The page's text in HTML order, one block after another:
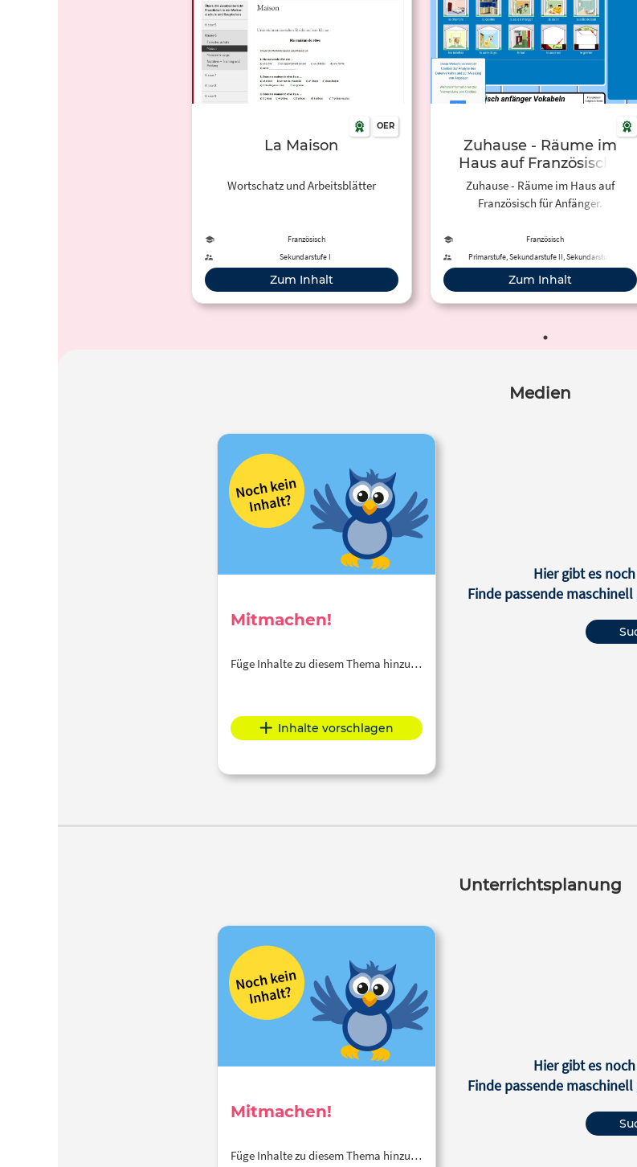
OER
La Maison
Wortschatz und Arbeitsblätter
Französisch
Sekundarstufe I
Zum Inhalt
Zuhause - Räume im
Haus auf Französisch |
Anfänger Vokabelliste mit
Texten und Ton
Zuhause - Räume im Haus auf
Französisch für Anfänger.
Französisch
Primarstufe, Sekundarstufe II, Sekundarstufe I,
Erwachsenenbildung
Zum Inhalt
Medien
Mitmachen!
Füge Inhalte zu diesem Thema hinzu…
Inhalte vorschlagen
Hier gibt es
Finde passende
Unterrichtsplanung
Mitmachen!
Füge Inhalte zu diesem Thema hinzu…
Hier gibt es
Finde passende